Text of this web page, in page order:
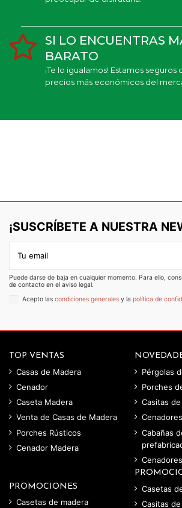
SI LO ENCUENTRAS
BARATO
¡Te lo igualamos! Estamos
precios más económicos del
¡SUSCRÍBETE A NUESTRA
Puede darse de baja en cualquier momento. Para ello,
de contacto en el aviso legal.
Acepto las condiciones generales y la política de
TOP VENTAS
Casas de Madera
Cenador
Caseta Madera
Venta de Casas de Madera
Porches Rústicos
Cenador Madera
Pérgolas
Porches
Casitas
Cabañas
PROMOCIONES
Casetas de madera
Casetas
Casitas